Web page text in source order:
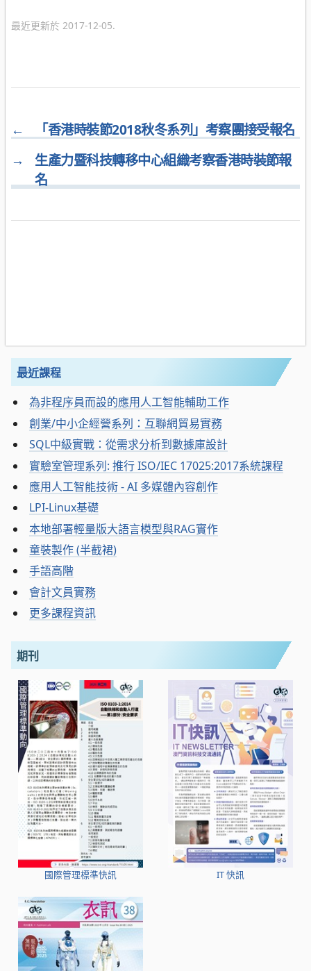
最近更新於 2017-12-05.
←
「香港時裝節2018秋冬系列」考察團接受報名
→
生產力暨科技轉移中心組織考察香港時裝節報
名
最近課程
為非程序員而設的應用人工智能輔助工作
創業/中小企經營系列：互聯網貿易實務
SQL中級實戰：從需求分析到數據庫設計
實驗室管理系列: 推行 ISO/IEC 17025:2017系統課程
應用人工智能技術 - AI 多媒體內容創作
LPI-Linux基礎
本地部署輕量版大語言模型與RAG實作
童裝製作 (半截裙)
手語高階
會計文員實務
更多課程資訊
期刊
國際管理標準快訊 IT 快訊